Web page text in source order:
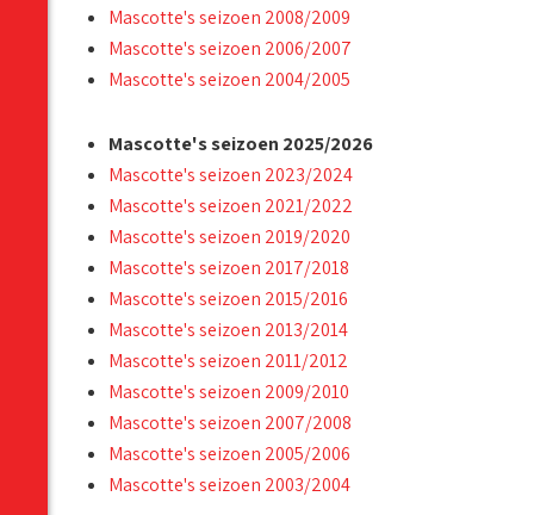
Mascotte's seizoen 2008/2009
Mascotte's seizoen 2006/2007
Mascotte's seizoen 2004/2005
Mascotte's seizoen 2025/2026
Mascotte's seizoen 2023/2024
Mascotte's seizoen 2021/2022
Mascotte's seizoen 2019/2020
Mascotte's seizoen 2017/2018
Mascotte's seizoen 2015/2016
Mascotte's seizoen 2013/2014
Mascotte's seizoen 2011/2012
Mascotte's seizoen 2009/2010
Mascotte's seizoen 2007/2008
Mascotte's seizoen 2005/2006
Mascotte's seizoen 2003/2004